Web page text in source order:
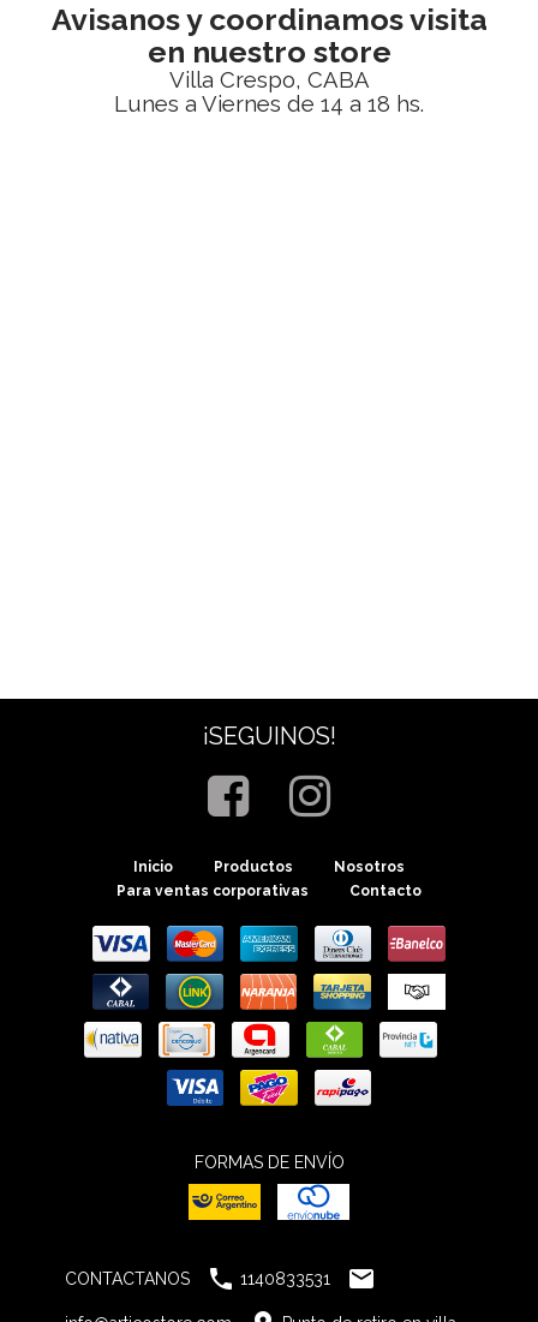
Avisanos y coordinamos visita
en nuestro store
Villa Crespo, CABA
Lunes a Viernes de 14 a 18 hs.
¡SEGUINOS!
Inicio Productos
Nosotros
Para ventas corporativas
Contacto
FORMAS DE ENVÍO
CONTACTANOS  1140833531 